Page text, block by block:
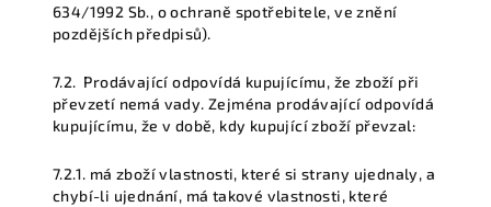
634/1992 Sb., o ochraně spotřebitele, ve znění
pozdějších předpisů).
7.2. Prodávající odpovídá kupujícímu, že zboží při
převzetí nemá vady. Zejména prodávající odpovídá
kupujícímu, že v době, kdy kupující zboží převzal:
7.2.1. má zboží vlastnosti, které si strany ujednaly, a
chybí-li ujednání, má takové vlastnosti, které